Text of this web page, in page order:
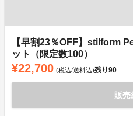
【早割23％OFF】stilform
ット（限定数100）
¥22,700 (税込/送料込)残り90
販売